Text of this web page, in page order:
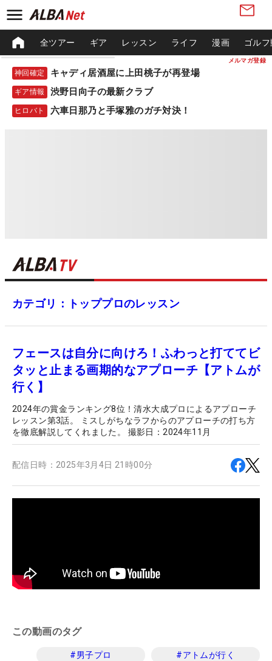
メルマガ登録
全ツアー ギア レッスン ライフ 漫画 ゴル
神回確定 キャディ居酒屋に上田桃子が再登場
ギア情報 渋野日向子の最新クラブ
ヒロバト 六車日那乃と手塚雅のガチ対決！
カテゴリ：トッププロのレッスン
フェースは自分に向けろ！ふわっと打ててビ
タッと止まる画期的なアプローチ【アトムが
行く】
2024年の賞金ランキング8位！清水大成プロによるアプローチ
レッスン第3話。 ミスしがちなラフからのアプローチの打ち方
を徹底解説してくれました。 撮影日：2024年11月
配信日時： 2025年3月4日 21時00分
この動画のタグ
#男子プロ #アトムが行く